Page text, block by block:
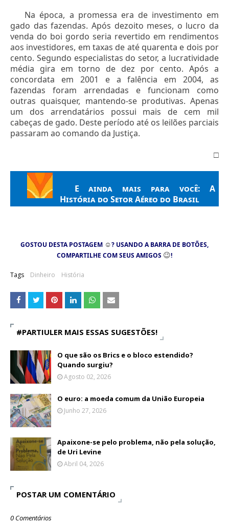
Na época, a promessa era de investimento em
gado das fazendas. Após dezoito meses, o lucro da
venda do boi gordo seria revertido em rendimentos
aos investidores, em taxas de até quarenta e dois por
cento. Segundo especialistas do setor, a lucratividade
média gira em torno de dez por cento. Após a
concordata em 2001 e a falência em 2004, as
fazendas foram arrendadas e funcionam como
outras quaisquer, mantendo-se produtivas. Apenas
um dos arrendatários possui mais de cem mil
cabeças de gado. Deste período até os leilões parciais
passaram ao comando da Justiça.
□
E ainda mais para você:A
História do Setor Aéreo do Brasil
GOSTOU DESTA POSTAGEM ☺? USANDO A BARRA DE BOTÕES,
COMPARTILHE COM SEUS AMIGOS 😉!
Tags Dinheiro História
#PARTIULER MAIS ESSAS SUGESTÕES!
O que são os Brics e o bloco estendido?
Quando surgiu?
Agosto 02, 2026
O euro: a moeda comum da União Europeia
Junho 27, 2026
Apaixone-se pelo problema, não pela solução,
de Uri Levine
Abril 04, 2026
POSTAR UM COMENTÁRIO
0 Comentários